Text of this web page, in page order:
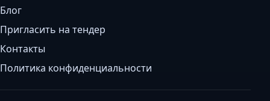
Блог
Пригласить на тендер
Контакты
Политика конфиденциальности